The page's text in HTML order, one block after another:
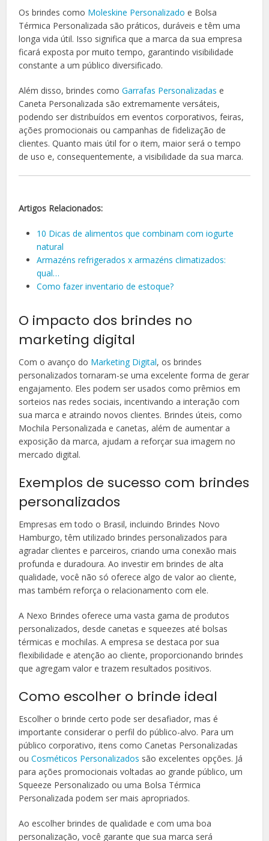
Os brindes como Moleskine Personalizado e Bolsa
Térmica Personalizada são práticos, duráveis e têm uma
longa vida útil. Isso significa que a marca da sua empresa
ficará exposta por muito tempo, garantindo visibilidade
constante a um público diversificado.
Além disso, brindes como Garrafas Personalizadas e
Caneta Personalizada são extremamente versáteis,
podendo ser distribuídos em eventos corporativos, feiras,
ações promocionais ou campanhas de fidelização de
clientes. Quanto mais útil for o item, maior será o tempo
de uso e, consequentemente, a visibilidade da sua marca.
Artigos Relacionados:
10 Dicas de alimentos que combinam com iogurte
natural
Armazéns refrigerados x armazéns climatizados:
qual…
Como fazer inventario de estoque?
O impacto dos brindes no
marketing digital
Com o avanço do Marketing Digital, os brindes
personalizados tornaram-se uma excelente forma de gerar
engajamento. Eles podem ser usados como prêmios em
sorteios nas redes sociais, incentivando a interação com
sua marca e atraindo novos clientes. Brindes úteis, como
Mochila Personalizada e canetas, além de aumentar a
exposição da marca, ajudam a reforçar sua imagem no
mercado digital.
Exemplos de sucesso com brindes
personalizados
Empresas em todo o Brasil, incluindo Brindes Novo
Hamburgo, têm utilizado brindes personalizados para
agradar clientes e parceiros, criando uma conexão mais
profunda e duradoura. Ao investir em brindes de alta
qualidade, você não só oferece algo de valor ao cliente,
mas também reforça o relacionamento com ele.
A Nexo Brindes oferece uma vasta gama de produtos
personalizados, desde canetas e squeezes até bolsas
térmicas e mochilas. A empresa se destaca por sua
flexibilidade e atenção ao cliente, proporcionando brindes
que agregam valor e trazem resultados positivos.
Como escolher o brinde ideal
Escolher o brinde certo pode ser desafiador, mas é
importante considerar o perfil do público-alvo. Para um
público corporativo, itens como Canetas Personalizadas
ouCosméticos Personalizados são excelentes opções. Já
para ações promocionais voltadas ao grande público, um
Squeeze Personalizado ou uma Bolsa Térmica
Personalizada podem ser mais apropriados.
Ao escolher brindes de qualidade e com uma boa
personalização, você garante que sua marca será